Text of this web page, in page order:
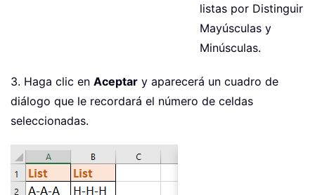
listas por Distinguir
Mayúsculas y
Minúsculas.
3. Haga clic en Aceptar y aparecerá un cuadro de
diálogo que le recordará el número de celdas
seleccionadas.